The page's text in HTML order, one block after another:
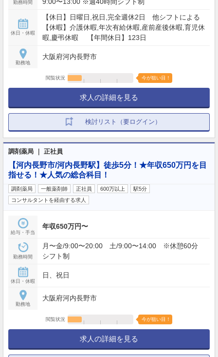
勤務時間
休日・休暇
【休日】日曜日,祝日,完全週休2日 他シフトによる
【休暇】介護休暇,年次有給休暇,産前産後休暇,育児休
暇,慶弔休暇 【年間休日】123日
勤務地
大阪府河内長野市
閲覧状況 今が狙い目！
求人の詳細を見る
検討リスト（要ログイン）
調剤薬局 ｜ 正社員
【河内長野市/河内長野駅】徒歩5分！★年収650万円を目
指せる！★人気の総合科目！
調剤薬局 一般薬剤師 正社員 600万以上
駅5分
コンサルタントを経由する求人
給与・手当
年収650万円〜
勤務時間
月〜金/9:00〜20:00 土/9:00〜14:00 ※休憩60分
シフト制
休日・休暇
日、祝日
勤務地
大阪府河内長野市
閲覧状況 今が狙い目！
求人の詳細を見る